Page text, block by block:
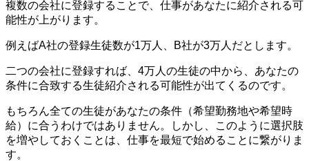
複数の会社に登録することで、仕事があなたに紹介される可
能性が上がります。
例えばA社の登録生徒数が1万人、B社が3万人だとします。
二つの会社に登録すれば、4万人の生徒の中から、あなたの
条件に合致する生徒紹介される可能性が出てくるのです。
もちろん全ての生徒があなたの条件（希望勤務地や希望時
給）に合うわけではありません。しかし、このように選択肢
を増やしておくことは、仕事を最短で始めることに繋がりま
す。